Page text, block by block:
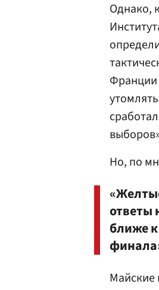
Однако,
Франции
Но, по
ответы
ближе